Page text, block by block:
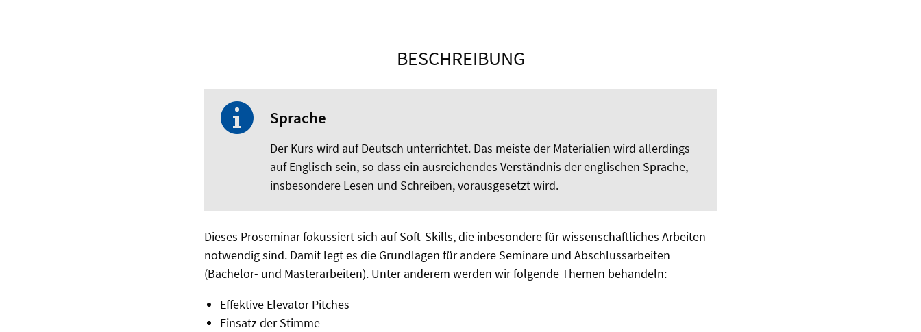
BESCHREIBUNG
Sprache
Der Kurs wird auf Deutsch unterrichtet. Das meiste der Materialien wird allerdings
auf Englisch sein, so dass ein ausreichendes Verständnis der englischen Sprache,
insbesondere Lesen und Schreiben, vorausgesetzt wird.
Dieses Proseminar fokussiert sich auf Soft-Skills, die inbesondere für wissenschaftliches Arbeiten
notwendig sind. Damit legt es die Grundlagen für andere Seminare und Abschlussarbeiten
(Bachelor- und Masterarbeiten). Unter anderem werden wir folgende Themen behandeln:
Effektive Elevator Pitches
Einsatz der Stimme